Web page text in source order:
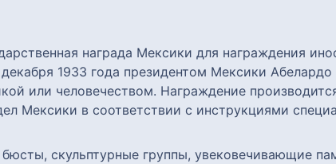
награда Мексики для награждения
1933 года президентом Мексики
или человечеством. Награждение
Мексики в соответствии с инструкциями
скульптурные группы, увековечивающие